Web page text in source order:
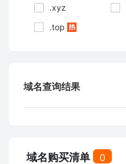
.xyz
.top
域名查询结果
域名购买清单 0